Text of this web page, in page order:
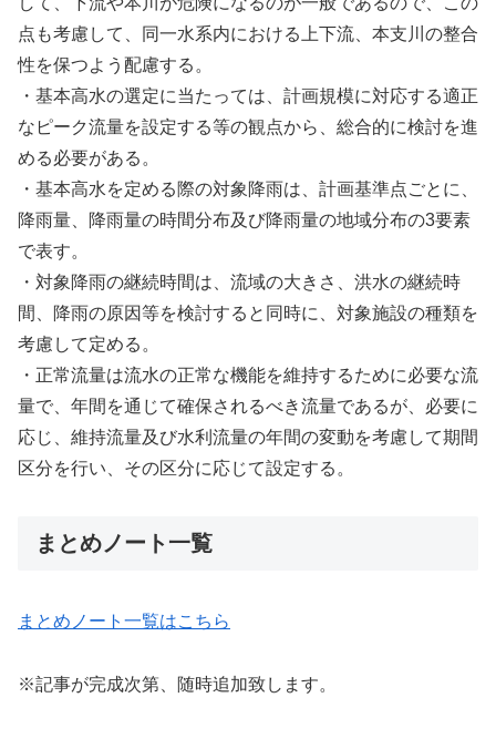
点も考慮して、同一水系内における上下流、本支川の整合
性を保つよう配慮する。
・基本高水の選定に当たっては、計画規模に対応する適正
なピーク流量を設定する等の観点から、総合的に検討を進
める必要がある。
・基本高水を定める際の対象降雨は、計画基準点ごとに、
降雨量、降雨量の時間分布及び降雨量の地域分布の3要素
で表す。
・対象降雨の継続時間は、流域の大きさ、洪水の継続時
間、降雨の原因等を検討すると同時に、対象施設の種類を
考慮して定める。
・正常流量は流水の正常な機能を維持するために必要な流
量で、年間を通じて確保されるべき流量であるが、必要に
応じ、維持流量及び水利流量の年間の変動を考慮して期間
区分を行い、その区分に応じて設定する。
まとめノート一覧
まとめノート一覧はこちら
※記事が完成次第、随時追加致します。